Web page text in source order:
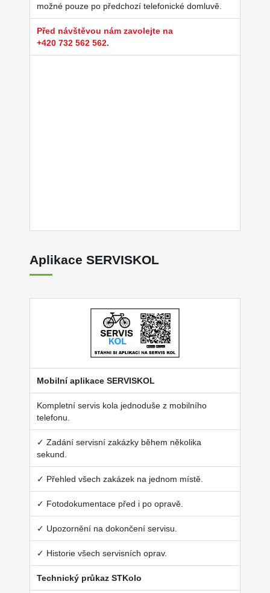
možné pouze po předchozí telefonické domluvě.
Před návštěvou nám zavolejte na
+420 732 562 562.
Aplikace SERVISKOL
Mobilní aplikace SERVISKOL
Kompletní servis kola jednoduše z mobilního
telefonu.
✓ Zadání servisní zakázky během několika
sekund.
✓ Přehled všech zakázek na jednom místě.
✓ Fotodokumentace před i po opravě.
✓ Upozornění na dokončení servisu.
✓ Historie všech servisních oprav.
Technický průkaz STKolo